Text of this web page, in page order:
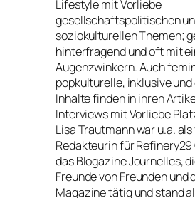
Lifestyle mit Vorliebe
gesellschaftspolitischen
soziokulturellen Themen;
hinterfragend und oft mit
Augenzwinkern. Auch
popkulturelle, inklusive
Inhalte finden in ihren
Interviews mit Vorliebe
Lisa Trautmann war u.a.
Redakteurin für Refinery29
das Blogazine Journelles,
Freunde von Freunden und
Magazine tätig und stand